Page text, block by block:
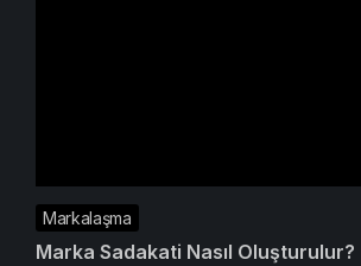
Markalaşma
Marka Sadakati Nasıl Oluşturulur?